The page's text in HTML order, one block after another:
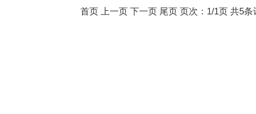
首页 上一页 下一页 尾页 页次：1/1页 共5条